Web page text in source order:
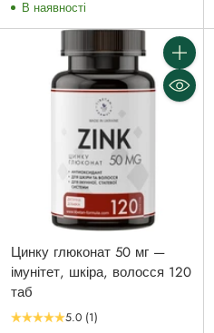
В наявності
Кількість
Цинку глюконат 50 мг —
імунітет, шкіра, волосся 120
таб
5.0 (1)